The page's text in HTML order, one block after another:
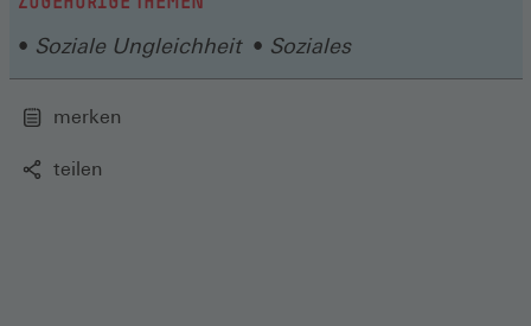
Soziale Ungleichheit Soziales
merken
teilen